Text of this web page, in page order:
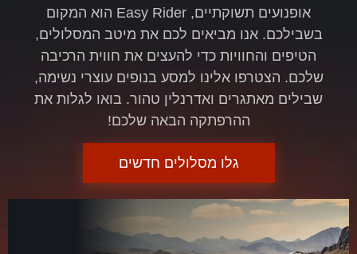
אופנועים תשוקתיים, Easy Rider הוא המקום
בשבילכם. אנו מביאים לכם את מיטב המסלולים,
הטיפים והחוויות כדי להעצים את חווית הרכיבה
שלכם. הצטרפו אלינו למסע בנופים עוצרי נשימה,
שבילים מאתגרים ואדרנלין טהור. בואו לגלות את
ההרפתקה הבאה שלכם!
גלו מסלולים חדשים